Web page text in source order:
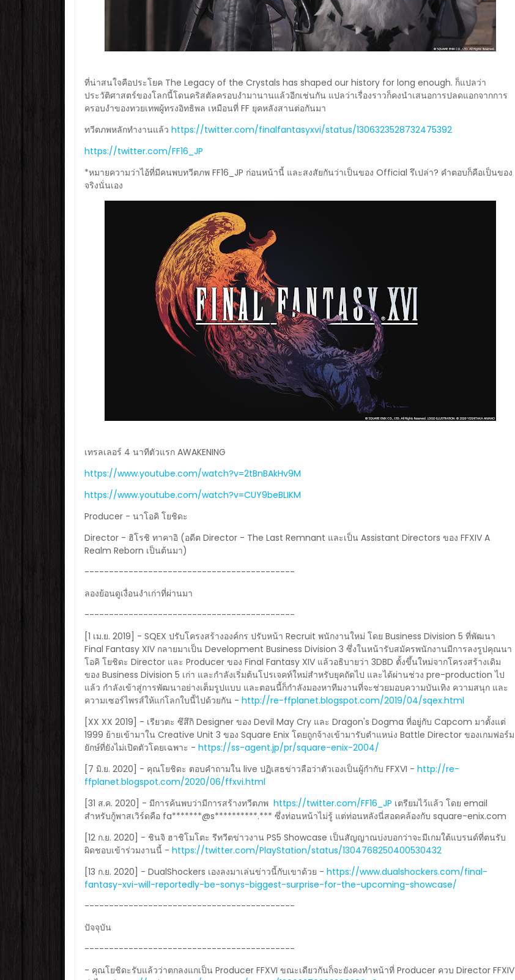
ที่น่าสนใจคือประโยค The Legacy of the Crystals has shaped our history for long enough. ก็แปลว่า
ประวัติศาสตร์ของโลกนี้โดนคริสตัลครอบงำมานานแล้วอีกเช่นกัน แปลว่าเรื่องราวก็คงนำเสนอการปลดแอกจากการ
ครอบงำของทวยเทพผู้ทรงอิทธิพล เหมือนที่ FF ยุคหลังสานต่อกันมา
ทวีตภพหลักทำงานแล้ว https://twitter.com/finalfantasyxvi/status/1306323528732475392
https://twitter.com/FF16_JP
*หมายความว่าไอ้ที่มีคนพบทวีตภพ FF16_JP ก่อนหน้านี้ และสงสัยกันว่าเป็นของ Official รึเปล่า? คำตอบก็คือเป็นของ
จริงนั่นเอง
เทรลเลอร์ 4 นาทีตัวแรก AWAKENING
https://www.youtube.com/watch?v=2tBnBAkHv9M
https://www.youtube.com/watch?v=CUY9beBLIKM
Producer - นาโอคิ โยชิดะ
Director - ฮิโรชิ ทาคาอิ (อดีต Director - The Last Remnant และเป็น Assistant Directors ของ FFXIV A
Realm Reborn เป็นต้นมา)
-------------------------------------------
ลองย้อนดูเงื่อนงำเก่าที่ผ่านมา
-------------------------------------------
[1 เม.ย. 2019] - SQEX ปรับโครงสร้างองค์กร ปรับหน้า Recruit พนักงานใหม่ โดย Business Division 5 ที่พัฒนา
Final Fantasy XIV กลายมาเป็น Development Business Division 3 ซึ่งในหน้ารับสมัครพนักงานมีการลงรูปคุณนา
โอคิ โยชิดะ Director และ Producer ของ Final Fantasy XIV แล้วอธิบายว่า 3DBD ตั้งขึ้นใหม่จากโครงสร้างเดิม
ของ Business Division 5 เก่า และกำลังเริ่มต้นโปรเจคท์ใหม่สำหรับยุคถัดไป และได้ผ่านช่วง pre-production ไป
แล้ว กำลังเข้าสู่การพัฒนาอย่างเต็มรูปแบบ และตอนนี้ก็กำลังมองหาทีมงานที่จะช่วยมอบความบันเทิง ความสนุก และ
ความเซอร์ไพรส์ให้แก่โลกใบนี้ไปด้วยกัน - http://re-ffplanet.blogspot.com/2019/04/sqex.html
[XX XX 2019] - เรียวตะ ซึสึกิ Designer ของ Devil May Cry และ Dragon's Dogma ที่อยู่กับ Capcom มาตั้งแต่
1999 ย้ายเข้ามาใน Creative Unit 3 ของ Square Enix โดยถูกจ้างเข้ามารับตำแหน่ง Battle Director ของเกมฟอร์ม
ยักษ์ที่ยังไม่เปิดตัวโดยเฉพาะ - https://ss-agent.jp/pr/square-enix-2004/
[7 มิ.ย. 2020] - คุณโยชิดะ ตอบคำถามใน live ปฏิเสธข่าวลือว่าตัวเองเป็นผู้กำกับ FFXVI - http://re-
ffplanet.blogspot.com/2020/06/ffxvi.html
[31 ส.ค. 2020] - มีการค้นพบว่ามีการสร้างทวีตภพ https://twitter.com/FF16_JP เตรียมไว้แล้ว โดย email
สำหรับกู้พาสเวิร์ดคือ fa*******@s**********.*** ซึ่งท่อนหน้าไม่รู้ แต่ท่อนหลังนี่สอดคล้องกับ square-enix.com
[12 ก.ย. 2020] - ชินจิ ฮาชิโมโตะ รีทวีตข่าวงาน PS5 Showcase เป็นสัญญาณบ่งบอกว่าจะมีเกมใต้แบรนด์ที่ตนรับ
ผิดชอบเข้าร่วมงานนี้ - https://twitter.com/PlayStation/status/1304768250400530432
[13 ก.ย. 2020] - DualShockers เองลงมาเล่นข่าวนี้กับเขาด้วย - https://www.dualshockers.com/final-
fantasy-xvi-will-reportedly-be-sonys-biggest-surprise-for-the-upcoming-showcase/
-------------------------------------------
ปัจจุบัน
-------------------------------------------
- คุณโยชิดะรับแล้วว่าตกลงแกเป็น Producer FFXVI ขณะเดียวกันก็จะยังคงทำหน้าที่ Producer ควบ Director FFXIV